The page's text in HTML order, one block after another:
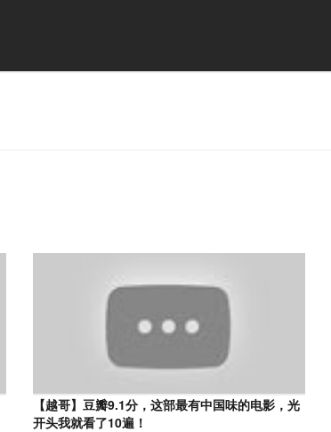
【越哥】豆瓣9.1分，这部最有中国味的电影，光
开头我就看了10遍！